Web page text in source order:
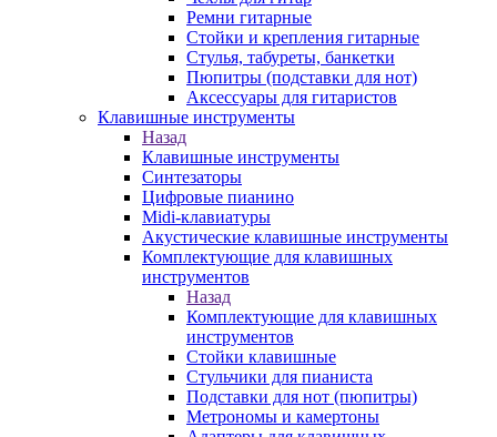
Ремни гитарные
Стойки и крепления гитарные
Стулья, табуреты, банкетки
Пюпитры (подставки для нот)
Аксессуары для гитаристов
Клавишные инструменты
Назад
Клавишные инструменты
Синтезаторы
Цифровые пианино
Midi-клавиатуры
Акустические клавишные инструменты
Комплектующие для клавишных
инструментов
Назад
Комплектующие для клавишных
инструментов
Стойки клавишные
Стульчики для пианиста
Подставки для нот (пюпитры)
Метрономы и камертоны